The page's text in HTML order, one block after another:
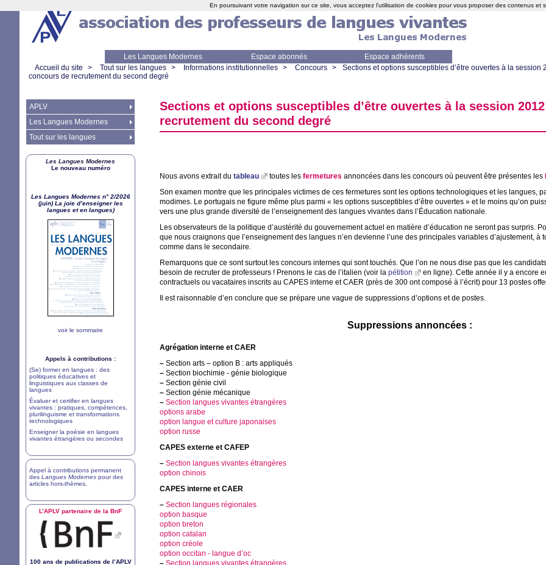
Les Langues Modernes Espace abonnés
Espace adhérents
Accueil du site > Tout sur les langues > Informations institutionnelles > Concours >
Sections et options susceptibles d’être ouvertes à la session
concours de recrutement du second degré
Sections et options susceptibles d’être ouvertes à la session
recrutement du second degré
Nous avons extrait du tableau toutes les fermetures annoncées dans les concours où peuvent être présentes les
Son examen montre que les principales victimes de ces fermetures sont les options technologiques et les langues,
modimes. Le portugais ne figure même plus parmi « les options susceptibles d’être ouvertes » et le moins qu’on
vers une plus grande diversité de l’enseignement des langues vivantes dans l’Éducation nationale.
Les observateurs de la politique d’austérité du gouvernement actuel en matière d’éducation ne seront pas surpris.
que nous craignons que l’enseignement des langues n’en devienne l’une des principales variables d’ajustement, à
comme dans le secondaire.
Remarquons que ce sont surtout les concours internes qui sont touchés. Que l’on ne nous dise pas que les
besoin de recruter de professeurs ! Prenons le cas de l’italien (voir la pétition
en ligne). Cette année il y a encore
contractuels ou vacataires inscrits au CAPES interne etCAER (près de 300 ont composé à l’écrit) pour 13 postes
Il est raisonnable d’en conclure que se prépare une vague de suppressions d’options et de postes.
Suppressions annoncées :
Agrégation interne et CAER
– Section arts – option B : arts appliqués
– Section biochimie - génie biologique
– Section génie civil
– Section génie mécanique
– Section langues vivantes étrangères
options arabe
option langue et culture japonaises
option russe
CAPES externe et CAFEP
– Section langues vivantes étrangères
option chinois
CAPES interne et CAER
– Section langues régionales
option basque
option breton
option catalan
option créole
option occitan - langue d’oc
– Section langues vivantes étrangères
APLV
Les Langues Modernes
Tout sur les langues
Les Langues Modernes
Le nouveau numéro
Les Langues Modernes n° 2/2026
(juin) La joie d’enseigner les
langues et en langues)
voir le sommaire
Appels à contributions :
(Se) former en langues : des
politiques éducatives et
linguistiques aux classes de
langues
Évaluer et certifier en langues
vivantes : pratiques, compétences,
plurilinguisme et transformations
technologiques
Enseigner la poésie en langues
vivantes étrangères ou secondes
Appel à contributions permanent
des Langues Modernes pour des
articles hors-thèmes
L’APLV partenaire de la BnF
100 ans de publications de l’APLV
En poursuivant votre navigation sur ce site, vous acceptez l'utilisation de cookies pour vous proposer des contenus et